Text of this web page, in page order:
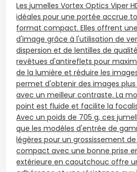
Les jumelles Vortex Optics Viper
idéales pour une portée accrue
format compact. Elles offrent
d'image grâce à l'utilisation de
dispersion et de lentilles de
revêtues d'antireflets pour
de la lumière et réduire les
permet d'obtenir des images
avec un meilleur contraste. La
point est fluide et facilite la
Avec un poids de 705 g, ces
que les modèles d'entrée de
légères pour un grossissement
compact avec une bonne prise
extérieure en caoutchouc offre